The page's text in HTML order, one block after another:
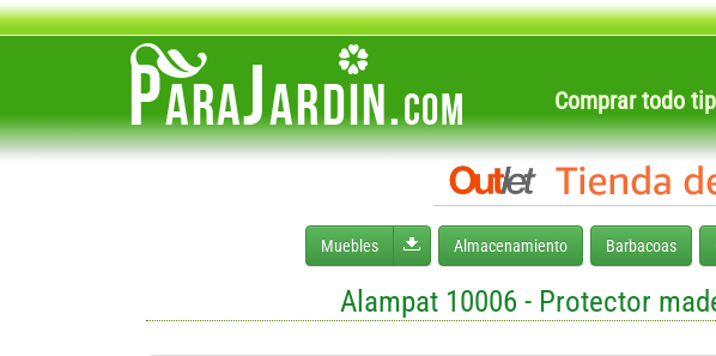
Comprar todo
Muebles Desplegar menú
Almacenamiento Barbacoas
Alampat 10006 - Protector